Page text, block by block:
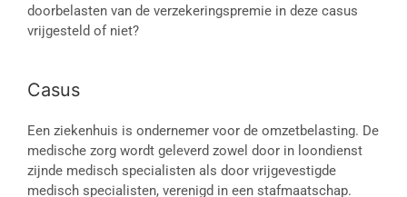
doorbelasten van de verzekeringspremie in deze casus
vrijgesteld of niet?
Casus
Een ziekenhuis is ondernemer voor de omzetbelasting. De
medische zorg wordt geleverd zowel door in loondienst
zijnde medisch specialisten als door vrijgevestigde
medisch specialisten, verenigd in een stafmaatschap.